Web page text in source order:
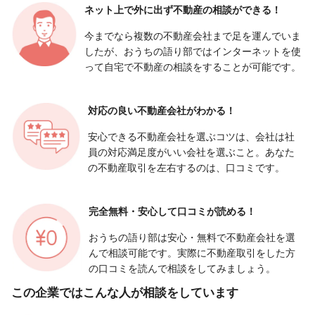
ネット上で外に出ず不動産の相談ができる！
今までなら複数の不動産会社まで足を運んでいま
したが、おうちの語り部ではインターネットを使
って自宅で不動産の相談をすることが可能です。
対応の良い不動産会社がわかる！
安心できる不動産会社を選ぶコツは、会社は社
員の対応満足度がいい会社を選ぶこと。あなた
の不動産取引を左右するのは、口コミです。
完全無料・安心して口コミが読める！
おうちの語り部は安心・無料で不動産会社を選
んで相談可能です。実際に不動産取引をした方
の口コミを読んで相談をしてみましょう。
この企業ではこんな人が相談をしています